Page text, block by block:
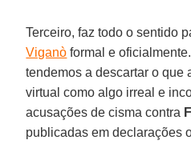
Terceiro, faz todo o sentido
Viganò formal e
tendemos a descartar o que
virtual como algo irreal e
acusações de cisma contra
publicadas em declarações